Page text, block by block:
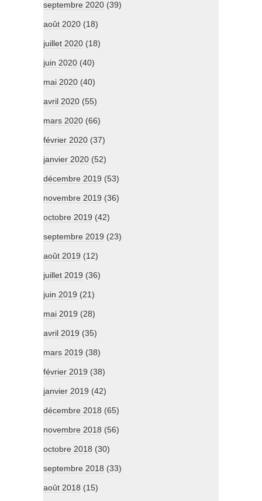
septembre 2020 (39)
août 2020 (18)
juillet 2020 (18)
juin 2020 (40)
mai 2020 (40)
avril 2020 (55)
mars 2020 (66)
février 2020 (37)
janvier 2020 (52)
décembre 2019 (53)
novembre 2019 (36)
octobre 2019 (42)
septembre 2019 (23)
août 2019 (12)
juillet 2019 (36)
juin 2019 (21)
mai 2019 (28)
avril 2019 (35)
mars 2019 (38)
février 2019 (38)
janvier 2019 (42)
décembre 2018 (65)
novembre 2018 (56)
octobre 2018 (30)
septembre 2018 (33)
août 2018 (15)